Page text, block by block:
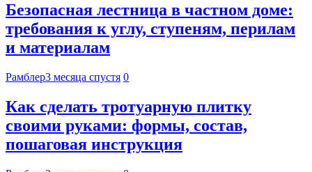
Безопасная лестница в частном доме:
требования к углу, ступеням, перилам
и материалам
Рамблер3 месяца спустя 0
Как сделать тротуарную плитку
своими руками: формы, состав,
пошаговая инструкция